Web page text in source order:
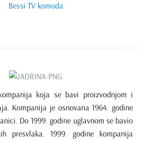
Bessi TV komoda
koja se bavi proizvodnjom i
Kompanija je osnovana 1964. godine
Do 1999. godine uglavnom se bavio
presvlaka. 1999. godine kompanija